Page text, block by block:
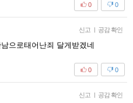
0
0
신고 | 공감 확인
으로태어난죄 달게받겠네
0
0
신고 | 공감 확인